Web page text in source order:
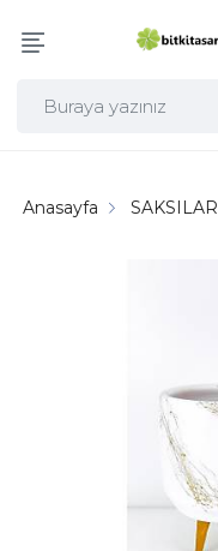
Anasayfa SAKSILAR